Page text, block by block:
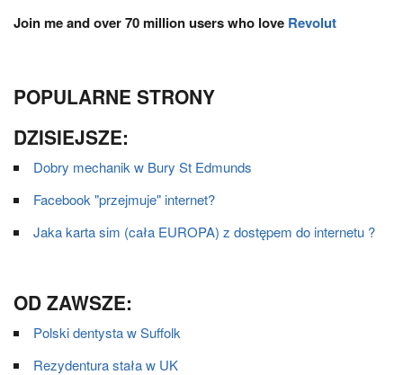
Join me and over 70 million users who love Revolut
POPULARNE STRONY
DZISIEJSZE:
Dobry mechanik w Bury St Edmunds
Facebook "przejmuje" internet?
Jaka karta sim (cała EUROPA) z dostępem do internetu ?
OD ZAWSZE:
Polski dentysta w Suffolk
Rezydentura stała w UK